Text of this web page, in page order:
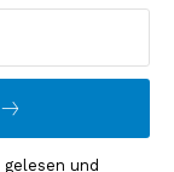
gelesen und